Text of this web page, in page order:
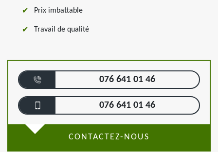
Prix imbattable
Travail de qualité
076 641 01 46
076 641 01 46
CONTACTEZ-NOUS